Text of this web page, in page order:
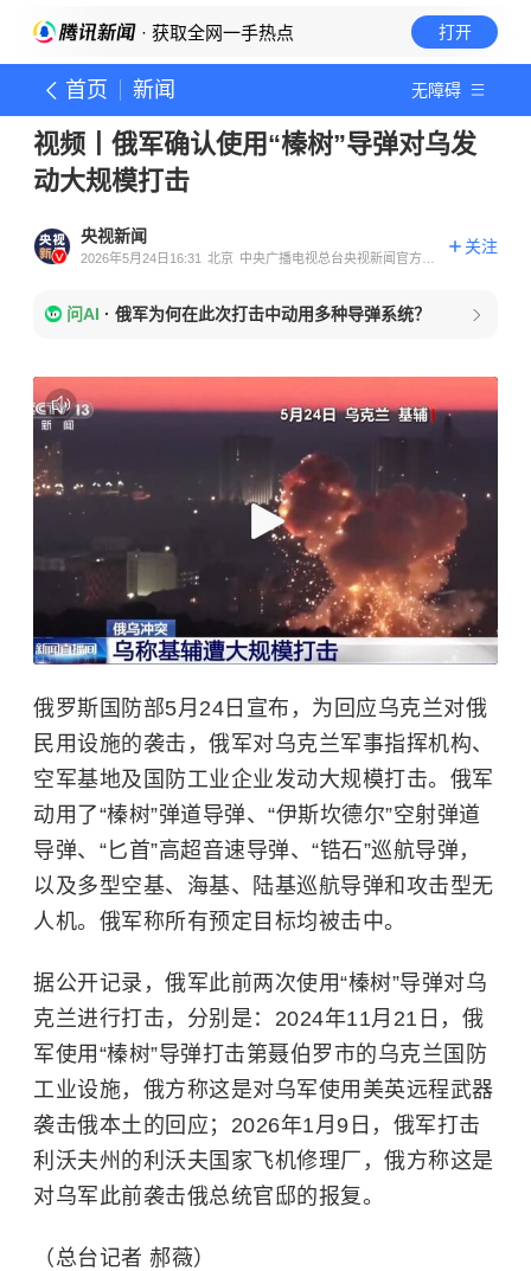
· 获取全网一手热点 打开
首页 新闻 无障碍
视频丨俄军确认使用“榛树”导弹对乌发
动大规模打击
央视新闻
2026年5月24日16:31 北京 中央广播电视总台央视新闻官方账
关注
问AI · 俄军为何在此次打击中动用多种导弹系统？
俄罗斯国防部5月24日宣布，为回应乌克兰对俄
民用设施的袭击，俄军对乌克兰军事指挥机构、
空军基地及国防工业企业发动大规模打击。俄军
动用了“榛树”弹道导弹、“伊斯坎德尔”空射弹道
导弹、“匕首”高超音速导弹、“锆石”巡航导弹，
以及多型空基、海基、陆基巡航导弹和攻击型无
人机。俄军称所有预定目标均被击中。
据公开记录，俄军此前两次使用“榛树”导弹对乌
克兰进行打击，分别是：2024年11月21日，俄
军使用“榛树”导弹打击第聂伯罗市的乌克兰国防
工业设施，俄方称这是对乌军使用美英远程武器
袭击俄本土的回应；2026年1月9日，俄军打击
利沃夫州的利沃夫国家飞机修理厂，俄方称这是
对乌军此前袭击俄总统官邸的报复。
（总台记者 郝薇）